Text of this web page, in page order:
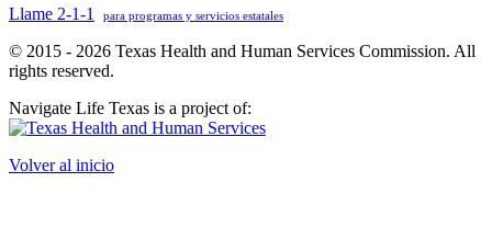
Llame 2-1-1
para programas y servicios estatales
© 2015 - 2026 Texas Health and Human Services Commission. All
rights reserved.
Navigate Life Texas is a project of:
Volver al inicio